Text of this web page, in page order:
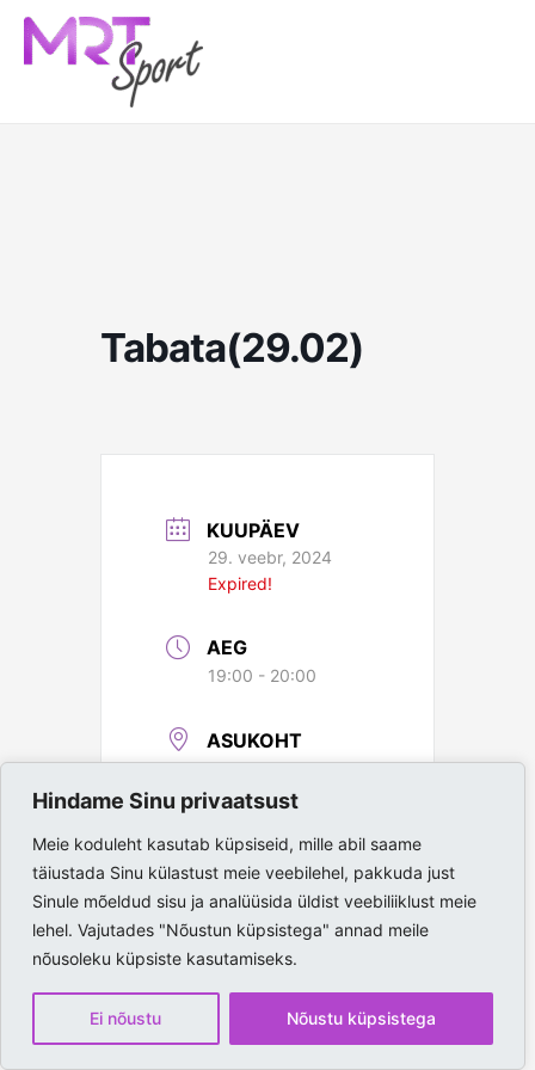
Hindame Sinu privaatsust
Meie koduleht kasutab küpsiseid, mille abil saame
täiustada Sinu külastust meie veebilehel, pakkuda just
Sinule mõeldud sisu ja analüüsida üldist veebiliiklust meie
lehel. Vajutades "Nõustun küpsistega" annad meile
nõusoleku küpsiste kasutamiseks.
Ei nõustu Nõustu küpsistega
content
Tabata(29.02)
KUUPÄEV
29. veebr, 2024
Expired!
AEG
19:00 - 20:00
ASUKOHT